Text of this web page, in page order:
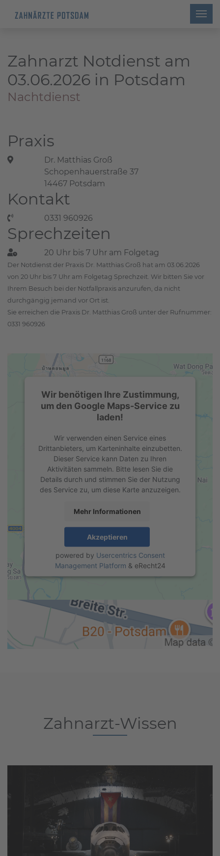
Zahnarzt Notdienst am
03.06.2026 in Potsdam
Nachtdienst
Praxis
Dr. Matthias Groß
Schopenhauerstraße 37
14467 Potsdam
Kontakt
0331 960926
Sprechzeiten
20 Uhr bis 7 Uhr am Folgetag
Der Notdienst der Praxis Dr. Matthias Groß hat am 03.06.2026
von 20 Uhr bis 7 Uhr am Folgetag Sprechzeit. Wir bitten Sie vor
Ihrem Besuch bei der Notfallpraxis anzurufen, da nicht
durchgängig jemand vor Ort ist.
Sie erreichen die Praxis Dr. Matthias Groß unter der Rufnummer:
0331 960926
Wir benötigen Ihre Zustimmung,
um den Google Maps-Service zu
laden!
Wir verwenden einen Service eines
Drittanbieters, um Karteninhalte einzubetten.
Dieser Service kann Daten zu Ihren
Aktivitäten sammeln. Bitte lesen Sie die
Details durch und stimmen Sie der Nutzung
des Service zu, um diese Karte anzuzeigen.
Mehr Informationen
Akzeptieren
powered by Usercentrics Consent
Management Platform & eRecht24
Zahnarzt-Wissen